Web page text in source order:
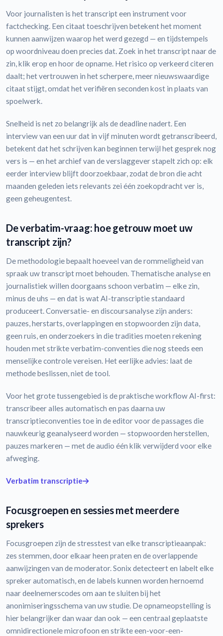
Voor journalisten is het transcript een instrument voor
factchecking. Een citaat toeschrijven betekent het moment
kunnen aanwijzen waarop het werd gezegd — en tijdstempels
op woordniveau doen precies dat. Zoek in het transcript naar de
zin, klik erop en hoor de opname. Het risico op verkeerd citeren
daalt; het vertrouwen in het scherpere, meer nieuwswaardige
citaat stijgt, omdat het verifiëren seconden kost in plaats van
spoelwerk.
Snelheid is net zo belangrijk als de deadline nadert. Een
interview van een uur dat in vijf minuten wordt getranscribeerd,
betekent dat het schrijven kan beginnen terwijl het gesprek nog
vers is — en het archief van de verslaggever stapelt zich op: elk
eerder interview blijft doorzoekbaar, zodat de bron die acht
maanden geleden iets relevants zei één zoekopdracht ver is,
geen geheugentest.
De verbatim-vraag: hoe getrouw moet uw
transcript zijn?
De methodologie bepaalt hoeveel van de rommeligheid van
spraak uw transcript moet behouden. Thematische analyse en
journalistiek willen doorgaans schoon verbatim — elke zin,
minus de uhs — en dat is wat AI-transcriptie standaard
produceert. Conversatie- en discoursanalyse zijn anders:
pauzes, herstarts, overlappingen en stopwoorden zijn data,
geen ruis, en onderzoekers in die tradities moeten rekening
houden met strikte verbatim-conventies die nog steeds een
menselijke controle vereisen. Het eerlijke advies: laat de
methode beslissen, niet de tool.
Voor het grote tussengebied is de praktische workflow AI-first:
transcribeer alles automatisch en pas daarna uw
transcriptieconventies toe in de editor voor de passages die
nauwkeurig geanalyseerd worden — stopwoorden herstellen,
pauzes markeren — met de audio één klik verwijderd voor elke
afweging.
Verbatim transcriptie
Focusgroepen en sessies met meerdere
sprekers
Focusgroepen zijn de stresstest van elke transcriptieaanpak:
zes stemmen, door elkaar heen praten en de overlappende
aanwijzingen van de moderator. Sonix detecteert en labelt elke
spreker automatisch, en de labels kunnen worden hernoemd
naar deelnemerscodes om aan te sluiten bij het
anonimiseringsschema van uw studie. De opnameopstelling is
hier belangrijker dan waar dan ook — een centraal geplaatste
omnidirectionele microfoon en strikte een-voor-een-